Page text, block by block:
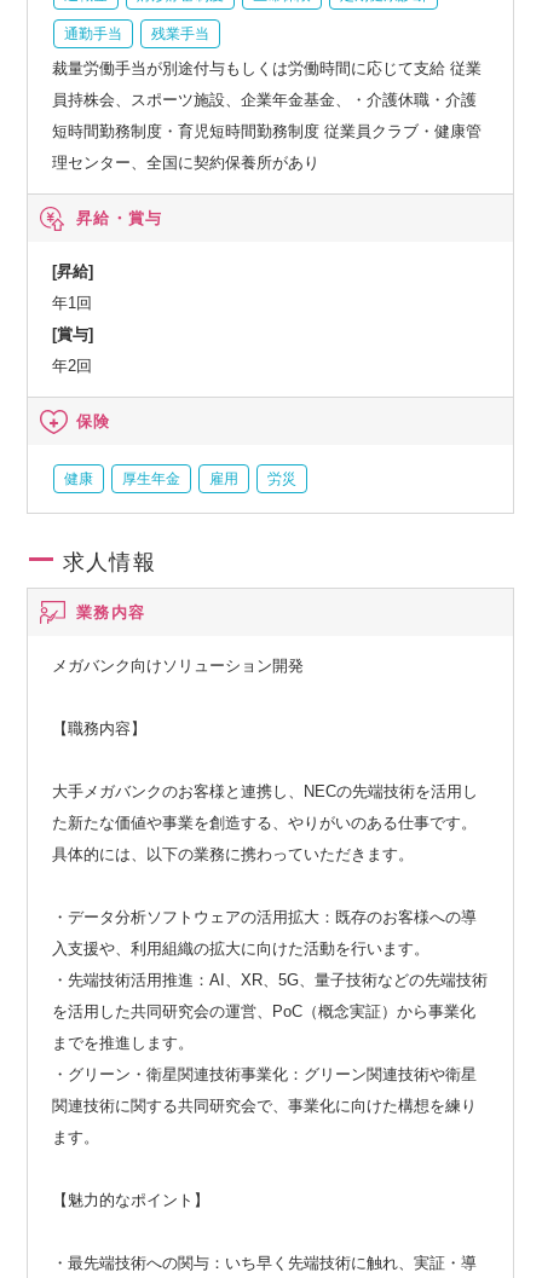
通勤手当 残業手当
裁量労働手当が別途付与もしくは労働時間に応じて支給 従業
員持株会、スポーツ施設、企業年金基金、・介護休職・介護
短時間勤務制度・育児短時間勤務制度 従業員クラブ・健康管
理センター、全国に契約保養所があり
昇給・賞与
[昇給]
年1回
[賞与]
年2回
保険
健康 厚生年金 雇用 労災
求人情報
業務内容
メガバンク向けソリューション開発
【職務内容】
大手メガバンクのお客様と連携し、NECの先端技術を活用し
た新たな価値や事業を創造する、やりがいのある仕事です。
具体的には、以下の業務に携わっていただきます。
・データ分析ソフトウェアの活用拡大：既存のお客様への導
入支援や、利用組織の拡大に向けた活動を行います。
・先端技術活用推進：AI、XR、5G、量子技術などの先端技術
を活用した共同研究会の運営、PoC（概念実証）から事業化
までを推進します。
・グリーン・衛星関連技術事業化：グリーン関連技術や衛星
関連技術に関する共同研究会で、事業化に向けた構想を練り
ます。
【魅力的なポイント】
・最先端技術への関与：いち早く先端技術に触れ、実証・導